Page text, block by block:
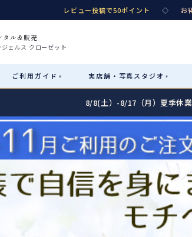
レビュー投稿で50ポイント ◇ お
ル&販売
ェルス クローゼット
ご利用ガイド ▾ 実店舗・ 写真スタジオ ▾
カテゴリ詳細→
性別・サイズで
Rentalレンタル
04 レンタルのご案内
予約・配送・返却・料金
レンタルの流れ
8/8(土）-8/17（月）夏季休